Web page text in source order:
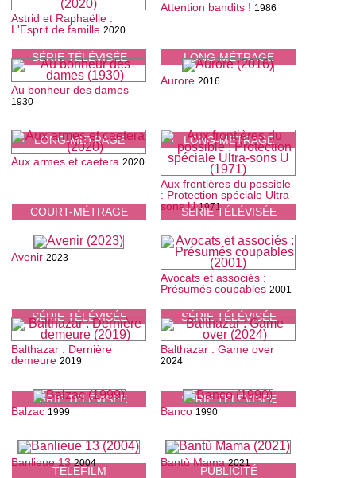
SÉRIE TÉLÉVISÉE
Astrid et Raphaëlle :
L'Esprit de famille 2020
LONG-MÉTRAGE
Attention bandits ! 1986
LONG-MÉTRAGE
Au bonheur des dames
1930
LONG-MÉTRAGE
Aurore 2016
COURT-MÉTRAGE
Aux armes et caetera 2020
SÉRIE TÉLÉVISÉE
Aux frontières du possible
: Protection spéciale Ultra-
sons U 1971
SÉRIE TÉLÉVISÉE
Avenir 2023
SÉRIE TÉLÉVISÉE
Avocats et associés :
Présumés coupables 2001
SÉRIE TÉLÉVISÉE
Balthazar : Dernière
demeure 2019
SÉRIE TÉLÉVISÉE
Balthazar : Game over
2024
TÉLÉFILM
Balzac 1999
PUBLICITÉ
Banco 1990
Banlieue 13 2004 Bantù Mama 2021